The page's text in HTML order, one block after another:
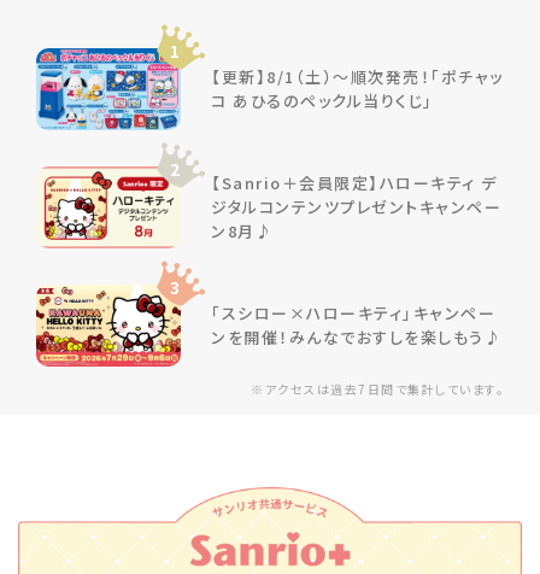
※アクセスは過去7日間で集計しています。
1
【更新】8/1（土）～順次発売！「ポチャッ
コ あひるのペックル当りくじ」
2
【Sanrio＋会員限定】ハローキティ デ
ジタルコンテンツプレゼントキャンペー
ン8月♪
3
「スシロー×ハローキティ」キャンペー
ンを開催！みんなでおすしを楽しもう♪